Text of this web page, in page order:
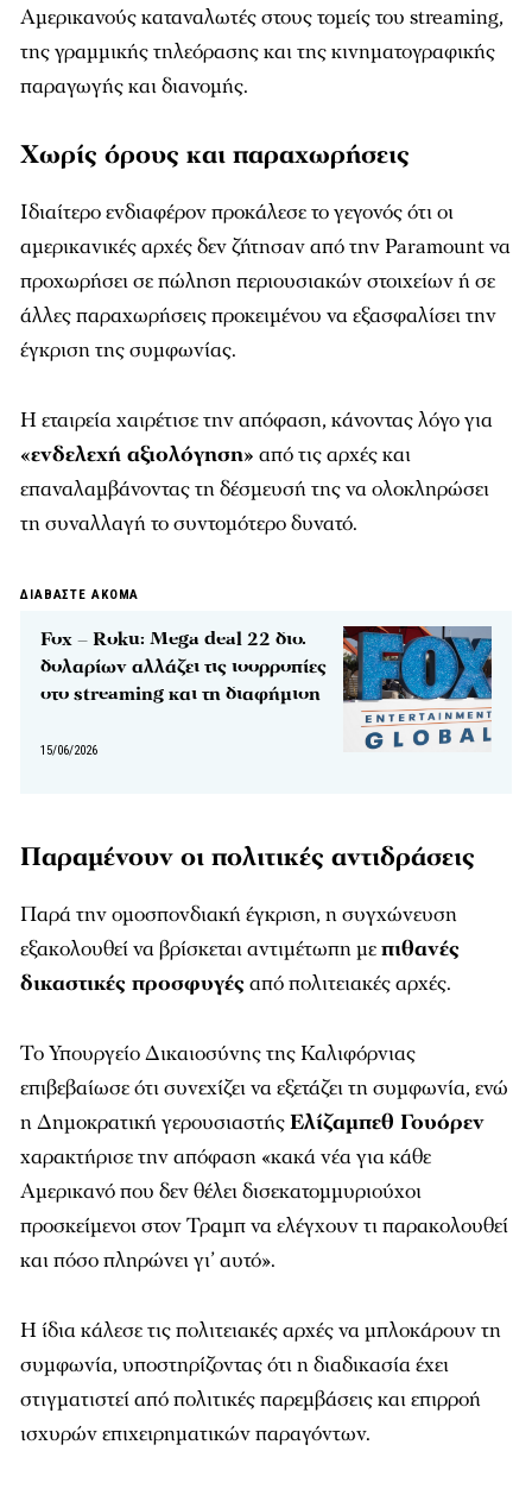
Αμερικανούς καταναλωτές στους τομείς του streaming,
της γραμμικής τηλεόρασης και της κινηματογραφικής
παραγωγής και διανομής.
Χωρίς όρους και παραχωρήσεις
Ιδιαίτερο ενδιαφέρον προκάλεσε το γεγονός ότι οι
αμερικανικές αρχές δεν ζήτησαν από την Paramount να
προχωρήσει σε πώληση περιουσιακών στοιχείων ή σε
άλλες παραχωρήσεις προκειμένου να εξασφαλίσει την
έγκριση της συμφωνίας.
Η εταιρεία χαιρέτισε την απόφαση, κάνοντας λόγο για
«ενδελεχή αξιολόγηση» από τις αρχές και
επαναλαμβάνοντας τη δέσμευσή της να ολοκληρώσει
τη συναλλαγή το συντομότερο δυνατό.
ΔΙΑΒΑΣΤΕ ΑΚΟΜΑ
Fox – Roku: Mega deal 22 δισ.
δολαρίων αλλάζει τις ισορροπίες
στο streaming και τη διαφήμιση
15/06/2026
Παραμένουν οι πολιτικές αντιδράσεις
Παρά την ομοσπονδιακή έγκριση, η συγχώνευση
εξακολουθεί να βρίσκεται αντιμέτωπη μεπιθανές
δικαστικές προσφυγέςαπό πολιτειακές αρχές.
Το Υπουργείο Δικαιοσύνης της Καλιφόρνιας
επιβεβαίωσε ότι συνεχίζει να εξετάζει τη συμφωνία, ενώ
η Δημοκρατική γερουσιαστήςΕλίζαμπεθ Γουόρεν
χαρακτήρισε την απόφαση «κακά νέα για κάθε
Αμερικανό που δεν θέλει δισεκατομμυριούχοι
προσκείμενοι στον Τραμπ να ελέγχουν τι παρακολουθεί
και πόσο πληρώνει γι’ αυτό».
Η ίδια κάλεσε τις πολιτειακές αρχές να μπλοκάρουν τη
συμφωνία, υποστηρίζοντας ότι η διαδικασία έχει
στιγματιστεί από πολιτικές παρεμβάσεις και επιρροή
ισχυρών επιχειρηματικών παραγόντων.